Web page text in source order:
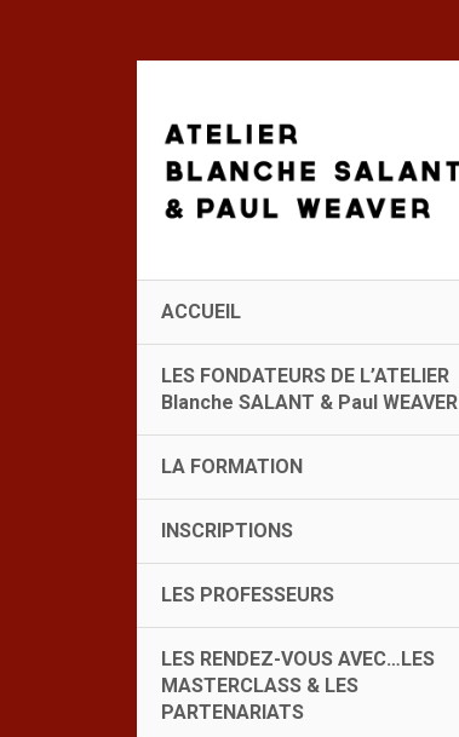
ACCUEIL
LES FONDATEURS DE L’ATELIER
Blanche SALANT & Paul WEAVER
LA FORMATION
INSCRIPTIONS
LES PROFESSEURS
LES RENDEZ-VOUS AVEC…LES
MASTERCLASS & LES
PARTENARIATS